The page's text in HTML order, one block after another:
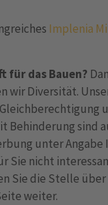
Implenia
für das Bauen?
wir Diversität.
Behinderung sind
unter
Sie nicht
Sie die Stelle über
weiter.